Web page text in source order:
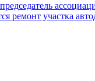
ремонт участка